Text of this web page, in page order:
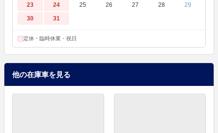
23
24 25 26 27 28
29
30
31
定休・臨時休業・祝日
他の在庫車を見る